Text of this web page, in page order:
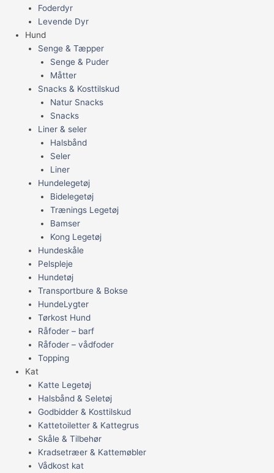
Foderdyr
Levende Dyr
Hund
Senge & Tæpper
Senge & Puder
Måtter
Snacks & Kosttilskud
Natur Snacks
Snacks
Liner & seler
Halsbånd
Seler
Liner
Hundelegetøj
Bidelegetøj
Trænings Legetøj
Bamser
Kong Legetøj
Hundeskåle
Pelspleje
Hundetøj
Transportbure & Bokse
HundeLygter
Tørkost Hund
Råfoder – barf
Råfoder – vådfoder
Topping
Kat
Katte Legetøj
Halsbånd & Seletøj
Godbidder & Kosttilskud
Kattetoiletter & Kattegrus
Skåle & Tilbehør
Kradsetræer & Kattemøbler
Vådkost kat